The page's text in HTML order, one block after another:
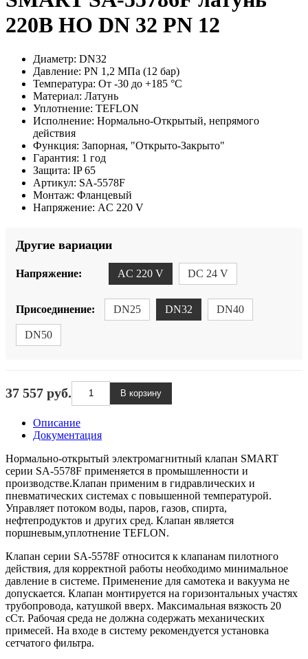
220В НО DN 32 PN 12
Диаметр: DN32
Давление: PN 1,2 МПа (12 бар)
Температура: От -30 до +185 °С
Материал: Латунь
Уплотнение: TEFLON
Исполнение: Нормально-Открытый, непрямого
действия
Функция: Запорная, "Открыто-Закрыто"
Гарантия: 1 год
Защита: IP 65
Артикул: SA-5578F
Монтаж: Фланцевый
Напряжение: AC 220 V
Другие вариации
Напряжение: AC 220 V DC 24 V
Присоединение: DN25 DN32 DN40
DN50
37 557 руб.
Описание
Документация
Нормально-открытый электромагнитный клапан SMART
серии SA-5578F применяется в промышленности и
производстве.Клапан применим в гидравлических и
пневматических системах с повышенной температурой.
Управляет потоком воды, паров, газов, спирта,
нефтепродуктов и других сред. Клапан является
поршневым,уплотнение TEFLON.
Клапан серии SA-5578F относится к клапанам пилотного
действия, для корректной работы необходимо минимальное
давление в системе. Применение для самотека и вакуума не
допускается. Клапан монтируется на горизонтальных участях
трубопровода, катушкой вверх. Максимальная вязкость 20
сСт. Рабочая среда не должна содержать механических
примесей. На входе в систему рекомендуется установка
сетчатого фильтра.